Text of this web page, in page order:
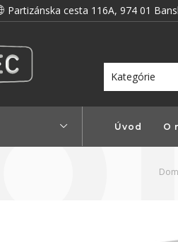
Partizánska cesta 116A, 974 01
zľavy!
Úvod O